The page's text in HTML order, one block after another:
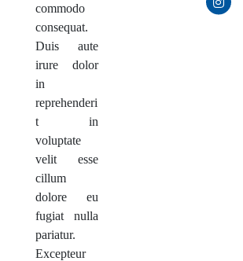
commodo
consequat.
Duis aute
irure dolor
in
reprehenderi
t in
voluptate
velit esse
cillum
dolore eu
fugiat nulla
pariatur.
Excepteur